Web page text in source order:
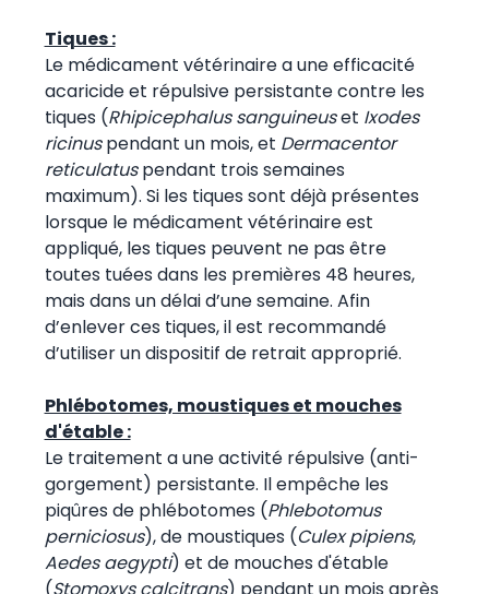
Tiques :
Le médicament vétérinaire a une efficacité
acaricide et répulsive persistante contre les
tiques (Rhipicephalus sanguineuset Ixodes
ricinuspendant un mois, et Dermacentor
reticulatuspendant trois semaines
maximum). Si les tiques sont déjà présentes
lorsque le médicament vétérinaire est
appliqué, les tiques peuvent ne pas être
toutes tuées dans les premières 48 heures,
mais dans un délai d’une semaine. Afin
d’enlever ces tiques, il est recommandé
d’utiliser un dispositif de retrait approprié.
Phlébotomes, moustiques et mouches
d'étable :
Le traitement a une activité répulsive (anti-
gorgement) persistante. Il empêche les
piqûres de phlébotomes (Phlebotomus
perniciosus), de moustiques (Culex pipiens,
Aedes aegypti) et de mouches d'étable
(Stomoxys calcitrans) pendant un mois après